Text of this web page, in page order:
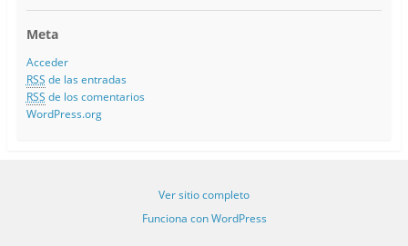
Meta
Acceder
RSS de las entradas
RSS de los comentarios
WordPress.org
Ver sitio completo
Funciona con WordPress